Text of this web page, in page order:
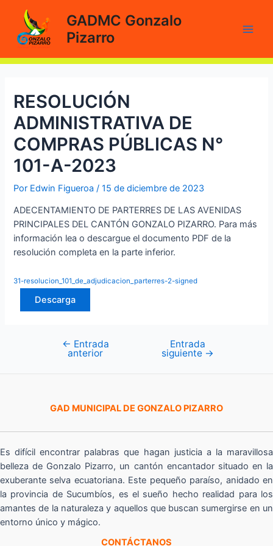
contenido
GADMC Gonzalo
Pizarro
RESOLUCIÓN
ADMINISTRATIVA DE
COMPRAS PÚBLICAS N°
101-A-2023
Por Edwin Figueroa/15 de diciembre de 2023
ADECENTAMIENTO DE PARTERRES DE LAS AVENIDAS
PRINCIPALES DEL CANTÓN GONZALO PIZARRO. Para más
información lea o descargue el documento PDF de la
resolución completa en la parte inferior.
31-resolucion_101_de_adjudicacion_parterres-2-signed
Descarga
Navegación
← Entrada
anterior
Entrada
siguiente →
GAD MUNICIPAL DE GONZALO PIZARRO
Es difícil encontrar palabras que hagan justicia a la maravillosa
belleza de Gonzalo Pizarro, un cantón encantador situado en la
exuberante selva ecuatoriana. Este pequeño paraíso, anidado en
la provincia de Sucumbíos, es el sueño hecho realidad para los
amantes de la naturaleza y aquellos que buscan sumergirse en un
entorno único y mágico.
CONTÁCTANOS